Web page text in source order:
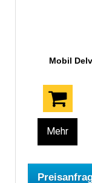
Mobil
Mehr